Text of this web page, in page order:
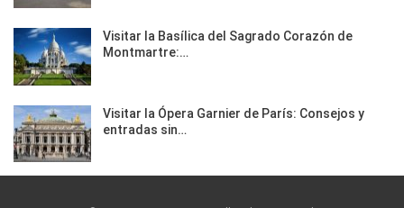
Visitar la Basílica del Sagrado Corazón de
Montmartre:…
Visitar la Ópera Garnier de París: Consejos y
entradas sin…